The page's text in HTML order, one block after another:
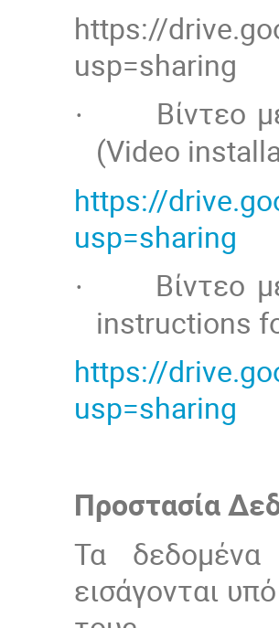
https://
usp=sharing
·
Βίντεο
(Video
https://
usp=sharing
·
Βίντεο
instructions
https://
usp=sharing
Προστασία
Τα δεδομένα
εισάγονται